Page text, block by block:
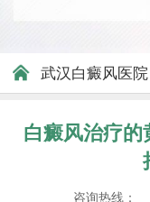
武汉白癜风医院
白癜风治疗的
咨询热线：